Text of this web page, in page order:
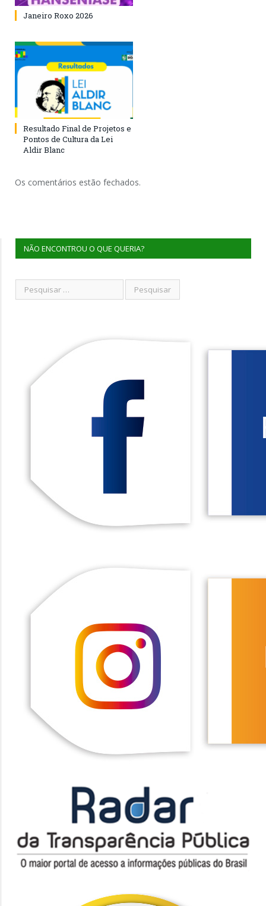
Janeiro Roxo 2026
Resultado Final de Projetos e
Pontos de Cultura da Lei
Aldir Blanc
Os comentários estão fechados.
NÃO ENCONTROU O QUE QUERIA?